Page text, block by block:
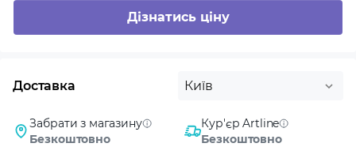
Дізнатись ціну
Доставка Київ
Забрати з магазину
Безкоштовно
Кур'єр Artline
Безкоштовно